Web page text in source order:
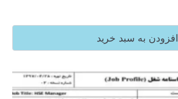
افزودن به سبد خرید